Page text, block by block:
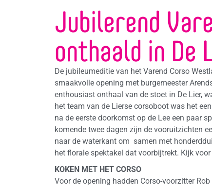
Jubilerend
onthaald in De
De jubileumeditie van het Varend Corso
smaakvolle opening met burgemeester
enthousiast onthaal van de stoet in De Lier,
het team van de Lierse corsoboot was het
na de eerste doorkomst op de Lee een paar
komende twee dagen zijn de vooruitzichten
naar de waterkant om samen met
het florale spektakel dat voorbijtrekt. Kijk
KOKEN MET HET CORSO
Voor de opening hadden Corso-voorzitter